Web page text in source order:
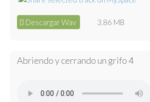
Descargar Wav 3.86 MB
Abriendo y cerrando un grifo 4